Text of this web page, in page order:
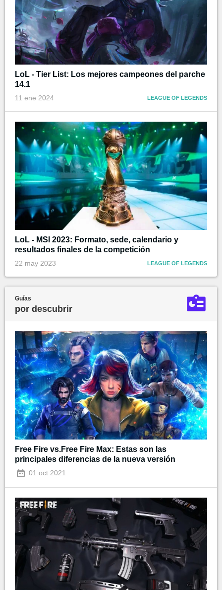
LoL - Tier List: Los mejores campeones del parche
14.1
11 ene 2024 LEAGUE OF LEGENDS
LoL - MSI 2023: Formato, sede, calendario y
resultados finales de la competición
22 may 2023 LEAGUE OF LEGENDS
Guías
por descubrir
Free Fire vs.Free Fire Max: Estas son las
principales diferencias de la nueva versión
01 oct 2021